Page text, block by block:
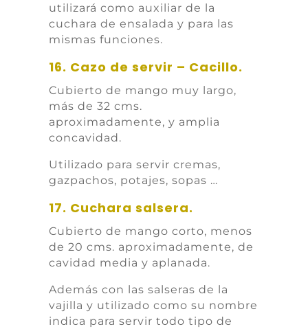
utilizará como auxiliar de la
cuchara de ensalada y para las
mismas funciones.
16. Cazo de servir – Cacillo.
Cubierto de mango muy largo,
más de 32 cms.
aproximadamente, y amplia
concavidad.
Utilizado para servir cremas,
gazpachos, potajes, sopas …
17. Cuchara salsera.
Cubierto de mango corto, menos
de 20 cms. aproximadamente, de
cavidad media y aplanada.
Además con las salseras de la
vajilla y utilizado como su nombre
indica para servir todo tipo de